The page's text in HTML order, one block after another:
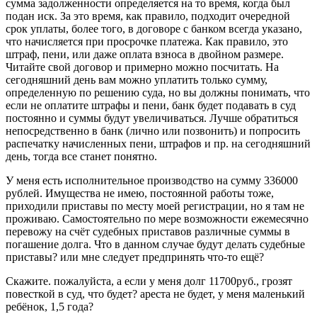
сумма задолженности определяется на то время, когда был
подан иск. За это время, как правило, подходит очередной
срок уплаты, более того, в договоре с банком всегда указано,
что начисляется при просрочке платежа. Как правило, это
штраф, пени, или даже оплата взноса в двойном размере.
Читайте свой договор и примерно можно посчитать. На
сегодняшний день вам можно уплатить только сумму,
определенную по решению суда, но вы должны понимать, что
если не оплатите штрафы и пени, банк будет подавать в суд
постоянно и суммы будут увеличиваться. Лучше обратиться
непосредственно в банк (лично или позвонить) и попросить
распечатку начисленных пени, штрафов и пр. на сегодняшний
день, тогда все станет понятно.
У меня есть исполнительное производство на сумму 336000
рублей. Имущества не имею, постоянной работы тоже,
приходили приставы по месту моей регистрации, но я там не
проживаю. Самостоятельно по мере возможности ежемесячно
перевожу на счёт судебных приставов различные суммы в
погашение долга. Что в данном случае будут делать судебные
приставы? или мне следует предпринять что-то ещё?
Скажите. пожалуйста, а если у меня долг 11700руб., грозят
повесткой в суд, что будет? ареста не будет, у меня маленький
ребёнок, 1,5 года?